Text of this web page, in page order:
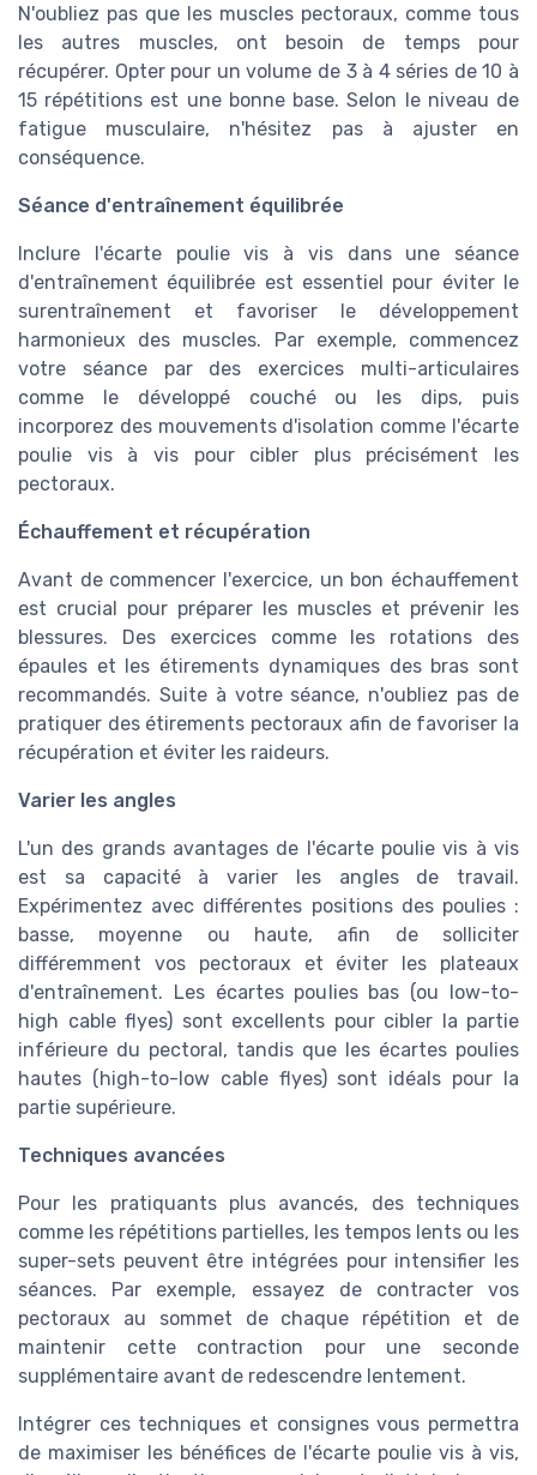
N'oubliez pas que les muscles pectoraux, comme tous
les autres muscles, ont besoin de temps pour
récupérer. Opter pour un volume de 3 à 4 séries de 10 à
15 répétitions est une bonne base. Selon le niveau de
fatigue musculaire, n'hésitez pas à ajuster en
conséquence.
Séance d'entraînement équilibrée
Inclure l'écarte poulie vis à vis dans une séance
d'entraînement équilibrée est essentiel pour éviter le
surentraînement et favoriser le développement
harmonieux des muscles. Par exemple, commencez
votre séance par des exercices multi-articulaires
comme le développé couché ou les dips, puis
incorporez des mouvements d'isolation comme l'écarte
poulie vis à vis pour cibler plus précisément les
pectoraux.
Échauffement et récupération
Avant de commencer l'exercice, un bon échauffement
est crucial pour préparer les muscles et prévenir les
blessures. Des exercices comme les rotations des
épaules et les étirements dynamiques des bras sont
recommandés. Suite à votre séance, n'oubliez pas de
pratiquer des étirements pectoraux afin de favoriser la
récupération et éviter les raideurs.
Varier les angles
L'un des grands avantages de l'écarte poulie vis à vis
est sa capacité à varier les angles de travail.
Expérimentez avec différentes positions des poulies :
basse, moyenne ou haute, afin de solliciter
différemment vos pectoraux et éviter les plateaux
d'entraînement. Les écartes poulies bas (ou low-to-
high cable flyes) sont excellents pour cibler la partie
inférieure du pectoral, tandis que les écartes poulies
hautes (high-to-low cable flyes) sont idéals pour la
partie supérieure.
Techniques avancées
Pour les pratiquants plus avancés, des techniques
comme les répétitions partielles, les tempos lents ou les
super-sets peuvent être intégrées pour intensifier les
séances. Par exemple, essayez de contracter vos
pectoraux au sommet de chaque répétition et de
maintenir cette contraction pour une seconde
supplémentaire avant de redescendre lentement.
Intégrer ces techniques et consignes vous permettra
de maximiser les bénéfices de l'écarte poulie vis à vis,